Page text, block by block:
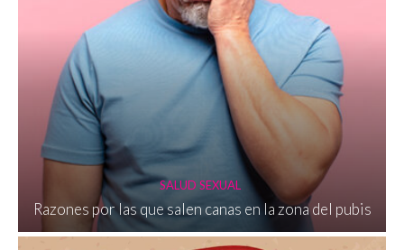
SALUD SEXUAL
Razones por las que salen canas en la zona del pubis